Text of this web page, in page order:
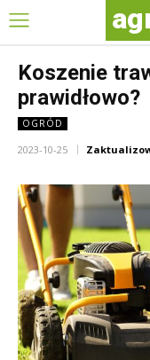
Koszenie
prawidłowo?
OGRÓD
2023-10-25